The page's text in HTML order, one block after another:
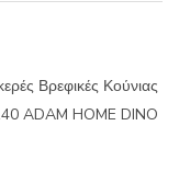
Βρεφικές Κούνιας
ADAM HOME DINO